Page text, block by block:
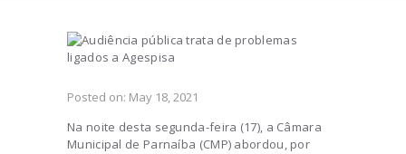
Posted on: May 18, 2021
Na noite desta segunda-feira (17), a Câmara
Municipal de Parnaíba (CMP) abordou, por